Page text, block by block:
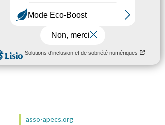
asso-apecs.org